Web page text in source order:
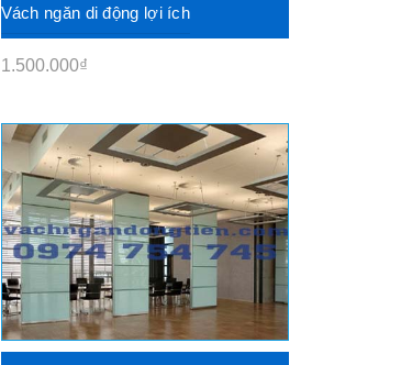
Vách ngăn di động lợi ích
1.500.000₫